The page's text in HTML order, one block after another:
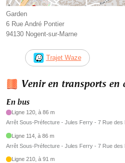
Garden
6 Rue André Pontier
94130 Nogent-sur-Marne
Trajet Waze
Venir en transports en
En bus
Ligne 120, à 86 m
Arrêt Sous-Préfecture - Jules Ferry - 7 Rue des
Ligne 114, à 86 m
Arrêt Sous-Préfecture - Jules Ferry - 7 Rue des
Ligne 210, à 91 m